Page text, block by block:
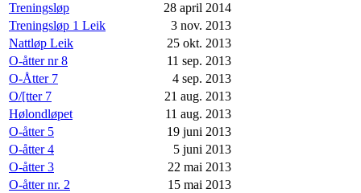
Treningsløp
28 april 2014
Treningsløp 1 Leik
3 nov. 2013
Nattløp Leik
25 okt. 2013
O-åtter nr 8
11 sep. 2013
O-Åtter 7
4 sep. 2013
O/[tter 7
21 aug. 2013
Hølondløpet
11 aug. 2013
O-åtter 5
19 juni 2013
O-åtter 4
5 juni 2013
O-åtter 3
22 mai 2013
O-åtter nr. 2
15 mai 2013